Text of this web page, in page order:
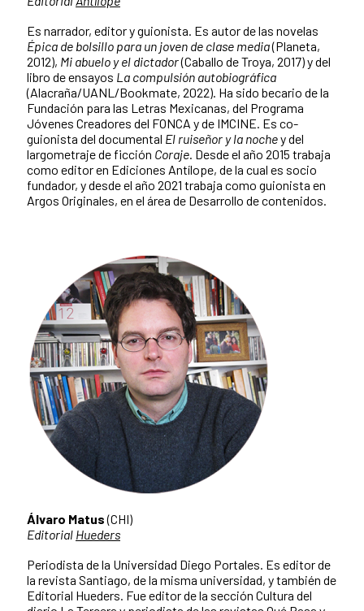
Es narrador, editor y guionista. Es autor de las novelas
Épica de bolsillo para un joven de clase media(Planeta,
2012), Mi abuelo y el dictador(Caballo de Troya, 2017) y del
libro de ensayos La compulsión autobiográfica
(Alacraña/UANL/Bookmate, 2022). Ha sido becario de la
Fundación para las Letras Mexicanas, del Programa
Jóvenes Creadores del FONCA y de IMCINE. Es co-
guionista del documental El ruiseñor y la nochey del
largometraje de ficción Coraje. Desde el año 2015 trabaja
como editor en Ediciones Antílope, de la cual es socio
fundador, y desde el año 2021 trabaja como guionista en
Argos Originales, en el área de Desarrollo de contenidos.
Álvaro Matus(CHI)
Editorial Hueders
Periodista de la Universidad Diego Portales. Es editor de
la revista Santiago, de la misma universidad, y también de
Editorial Hueders. Fue editor de la sección Cultura del